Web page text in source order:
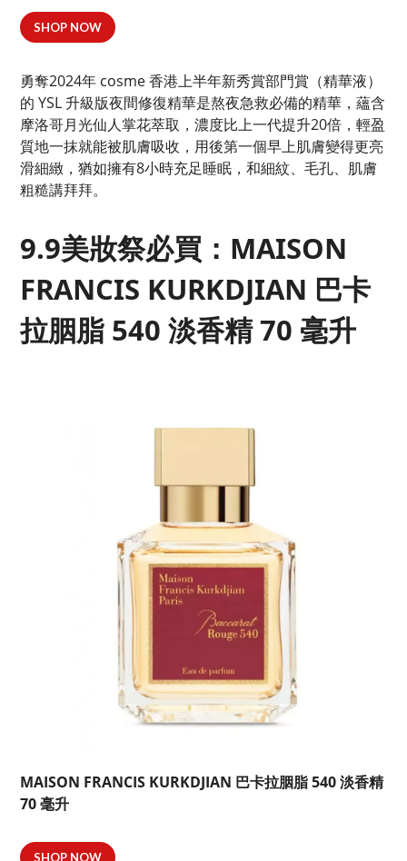
SHOP NOW
勇奪2024年 cosme 香港上半年新秀賞部門賞（精華液）
的 YSL 升級版夜間修復精華是熬夜急救必備的精華，蘊含
摩洛哥月光仙人掌花萃取，濃度比上一代提升20倍，輕盈
質地一抹就能被肌膚吸收，用後第一個早上肌膚變得更亮
滑細緻，猶如擁有8小時充足睡眠，和細紋、毛孔、肌膚
粗糙講拜拜。
9.9美妝祭必買：MAISON
FRANCIS KURKDJIAN 巴卡
拉胭脂 540 淡香精 70 毫升
MAISON FRANCIS KURKDJIAN 巴卡拉胭脂 540 淡香精
70 毫升
SHOP NOW